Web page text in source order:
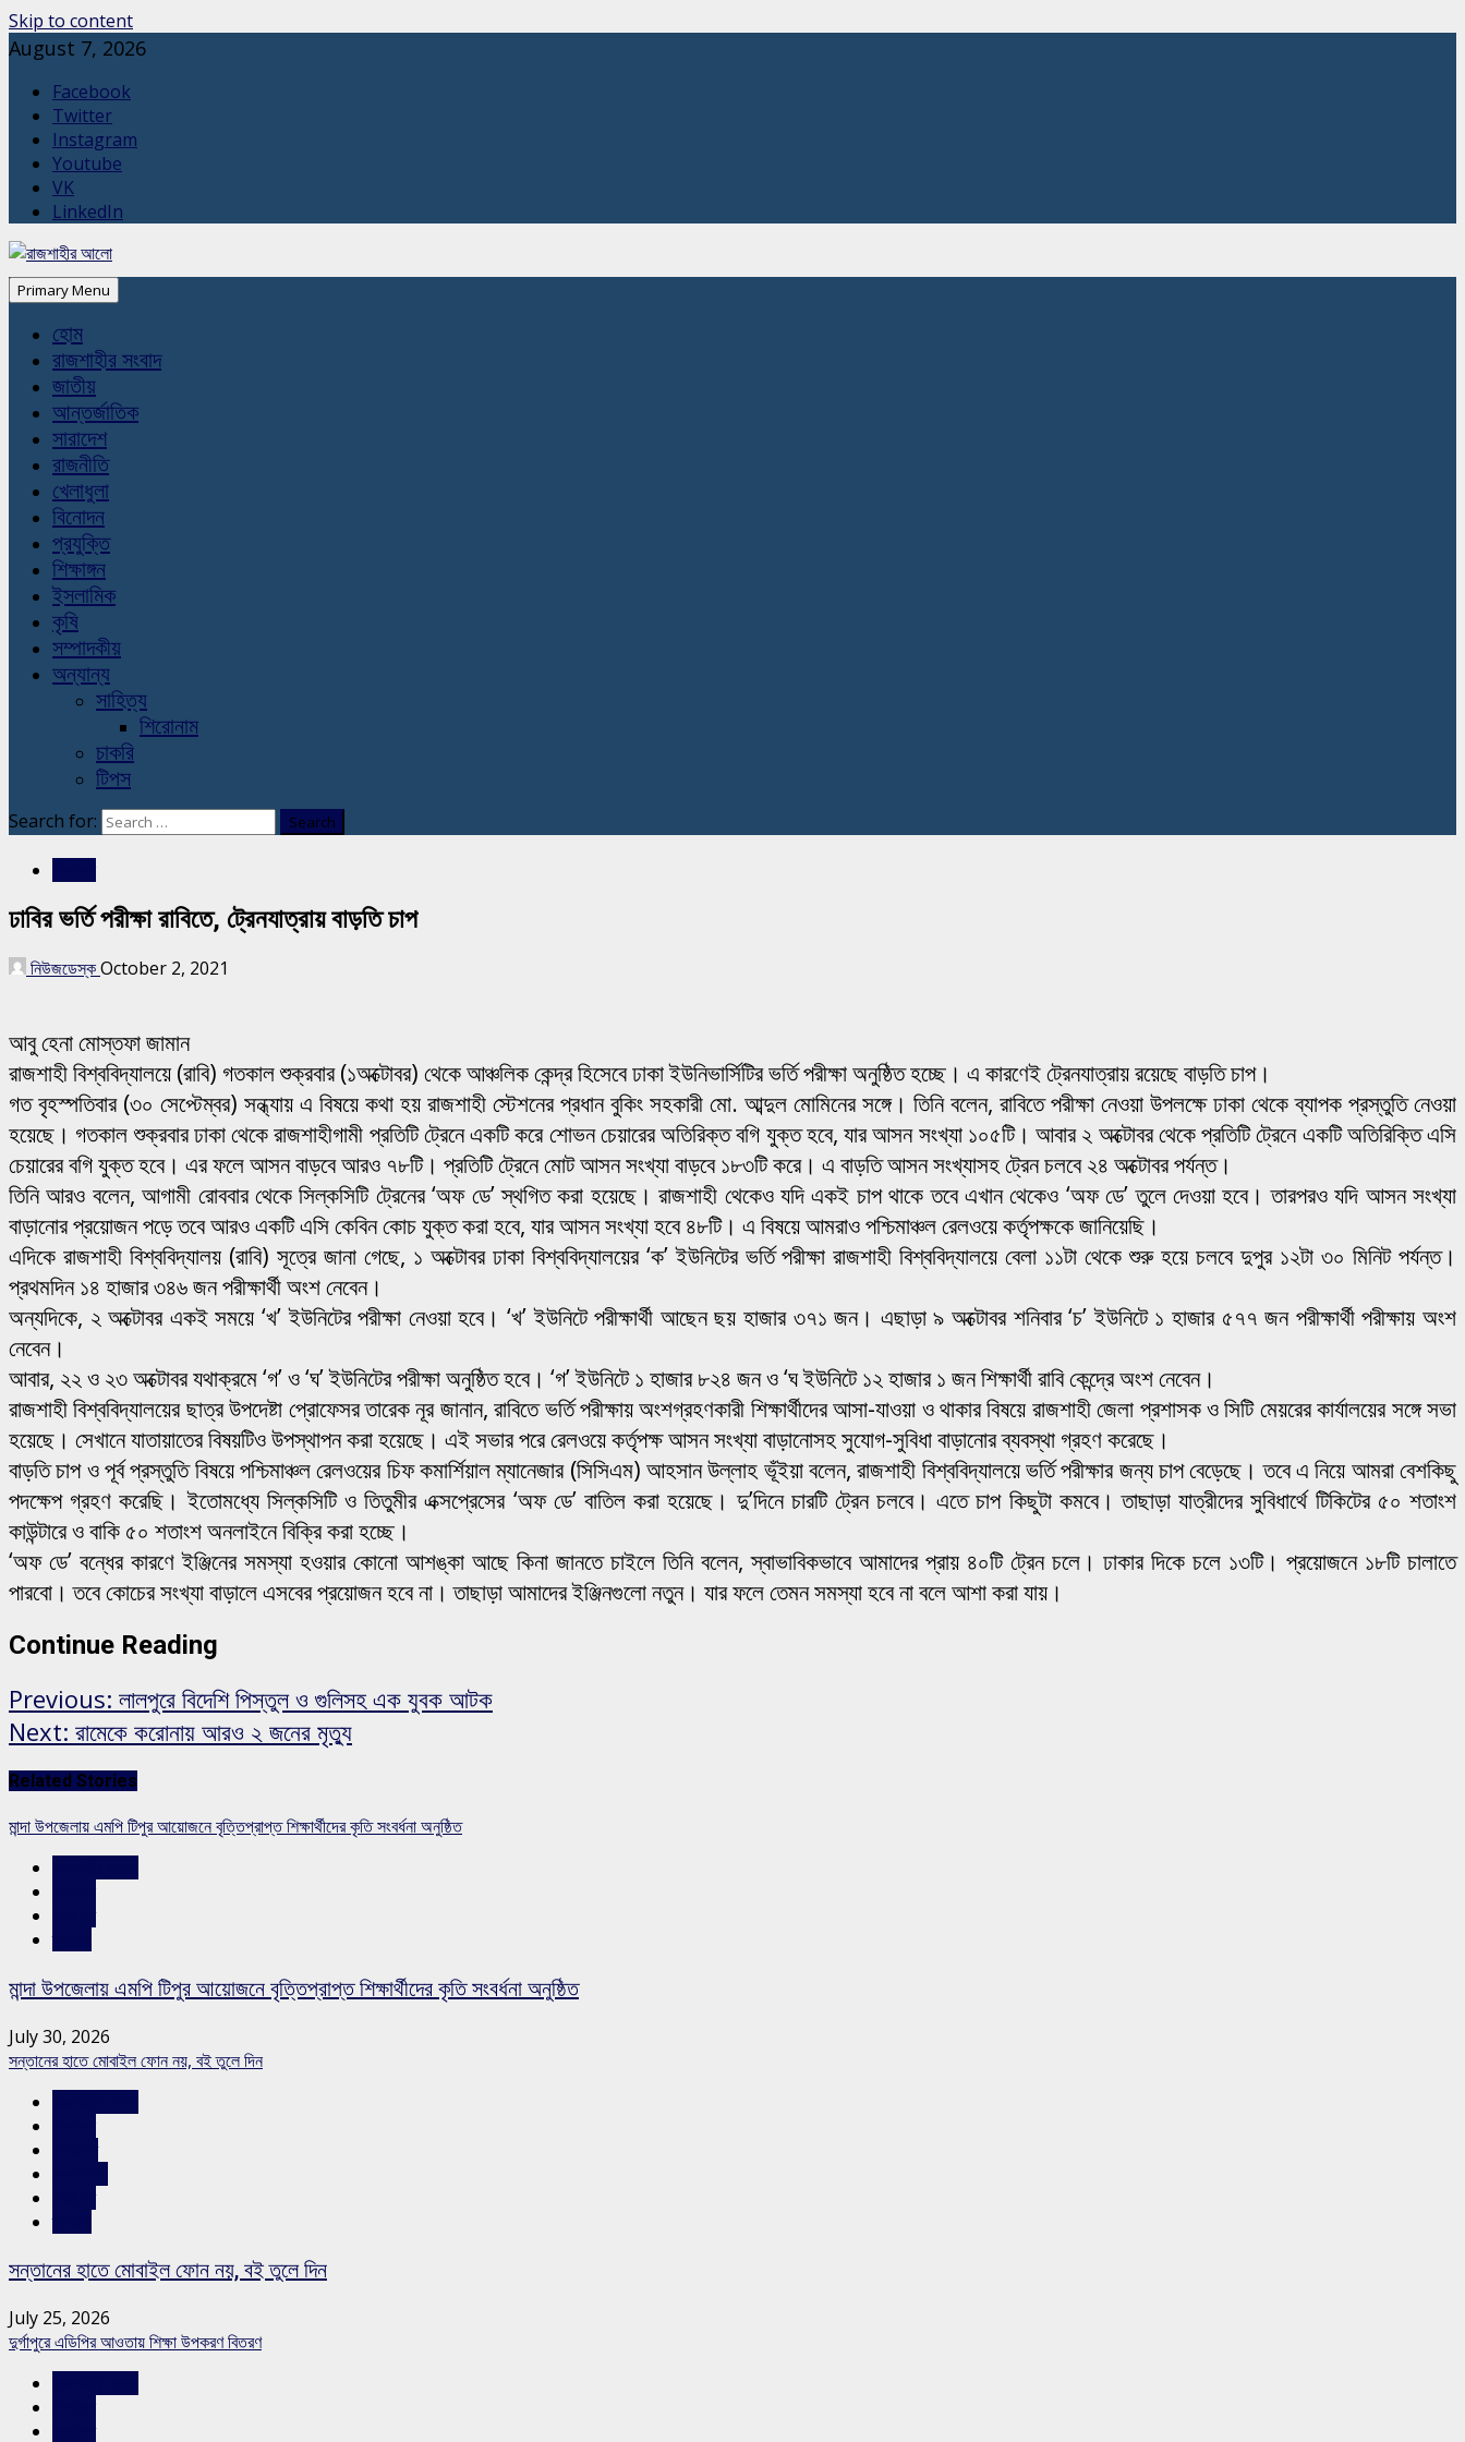
Skip to content
August 7, 2026
Facebook
Twitter
Instagram
Youtube
VK
LinkedIn
Primary Menu
হোম
রাজশাহীর সংবাদ
জাতীয়
আন্তর্জাতিক
সারাদেশ
রাজনীতি
খেলাধুলা
বিনোদন
প্রযুক্তি
শিক্ষাঙ্গন
ইসলামিক
কৃষি
সম্পাদকীয়
অন্যান্য
সাহিত্য
শিরোনাম
চাকরি
টিপস
Search for:
ঢাবির ভর্তি পরীক্ষা রাবিতে, ট্রেনযাত্রায় বাড়তি চাপ
নিউজডেস্কOctober 2, 2021
আবু হেনা মোস্তফা জামান
রাজশাহী বিশ্ববিদ্যালয়ে (রাবি) গতকাল শুক্রবার (১অক্টোবর) থেকে আঞ্চলিক কেন্দ্র হিসেবে ঢাকা ইউনিভার্সিটির ভর্তি পরীক্ষা অনুষ্ঠিত হচ্ছে। এ কারণেই ট্রেনযাত্রায় রয়েছে বাড়তি চাপ।
গত বৃহস্পতিবার (৩০ সেপ্টেম্বর) সন্ধ্যায় এ বিষয়ে কথা হয় রাজশাহী স্টেশনের প্রধান বুকিং সহকারী মো. আব্দুল মোমিনের সঙ্গে। তিনি বলেন, রাবিতে পরীক্ষা নেওয়া উপলক্ষে ঢাকা থেকে ব্যাপক প্রস্তুতি নেওয়া
হয়েছে। গতকাল শুক্রবার ঢাকা থেকে রাজশাহীগামী প্রতিটি ট্রেনে একটি করে শোভন চেয়ারের অতিরিক্ত বগি যুক্ত হবে, যার আসন সংখ্যা ১০৫টি। আবার ২ অক্টোবর থেকে প্রতিটি ট্রেনে একটি অতিরিক্তি এসি
চেয়ারের বগি যুক্ত হবে। এর ফলে আসন বাড়বে আরও ৭৮টি। প্রতিটি ট্রেনে মোট আসন সংখ্যা বাড়বে ১৮৩টি করে। এ বাড়তি আসন সংখ্যাসহ ট্রেন চলবে ২৪ অক্টোবর পর্যন্ত।
তিনি আরও বলেন, আগামী রোববার থেকে সিল্কসিটি ট্রেনের ‘অফ ডে’ স্থগিত করা হয়েছে। রাজশাহী থেকেও যদি একই চাপ থাকে তবে এখান থেকেও ‘অফ ডে’ তুলে দেওয়া হবে। তারপরও যদি আসন সংখ্যা
বাড়ানোর প্রয়োজন পড়ে তবে আরও একটি এসি কেবিন কোচ যুক্ত করা হবে, যার আসন সংখ্যা হবে ৪৮টি। এ বিষয়ে আমরাও পশ্চিমাঞ্চল রেলওয়ে কর্তৃপক্ষকে জানিয়েছি।
এদিকে রাজশাহী বিশ্ববিদ্যালয় (রাবি) সূত্রে জানা গেছে, ১ অক্টোবর ঢাকা বিশ্ববিদ্যালয়ের ‘ক’ ইউনিটের ভর্তি পরীক্ষা রাজশাহী বিশ্ববিদ্যালয়ে বেলা ১১টা থেকে শুরু হয়ে চলবে দুপুর ১২টা ৩০ মিনিট পর্যন্ত।
প্রথমদিন ১৪ হাজার ৩৪৬ জন পরীক্ষার্থী অংশ নেবেন।
অন্যদিকে, ২ অক্টোবর একই সময়ে ‘খ’ ইউনিটের পরীক্ষা নেওয়া হবে। ‘খ’ ইউনিটে পরীক্ষার্থী আছেন ছয় হাজার ৩৭১ জন। এছাড়া ৯ অক্টোবর শনিবার ‘চ’ ইউনিটে ১ হাজার ৫৭৭ জন পরীক্ষার্থী পরীক্ষায় অংশ
নেবেন।
আবার, ২২ ও ২৩ অক্টোবর যথাক্রমে ‘গ’ ও ‘ঘ’ ইউনিটের পরীক্ষা অনুষ্ঠিত হবে। ‘গ’ ইউনিটে ১ হাজার ৮২৪ জন ও ‘ঘ ইউনিটে ১২ হাজার ১ জন শিক্ষার্থী রাবি কেন্দ্রে অংশ নেবেন।
রাজশাহী বিশ্ববিদ্যালয়ের ছাত্র উপদেষ্টা প্রোফেসর তারেক নূর জানান, রাবিতে ভর্তি পরীক্ষায় অংশগ্রহণকারী শিক্ষার্থীদের আসা-যাওয়া ও থাকার বিষয়ে রাজশাহী জেলা প্রশাসক ও সিটি মেয়রের কার্যালয়ের সঙ্গে সভা
হয়েছে। সেখানে যাতায়াতের বিষয়টিও উপস্থাপন করা হয়েছে। এই সভার পরে রেলওয়ে কর্তৃপক্ষ আসন সংখ্যা বাড়ানোসহ সুযোগ-সুবিধা বাড়ানোর ব্যবস্থা গ্রহণ করেছে।
বাড়তি চাপ ও পূর্ব প্রস্তুতি বিষয়ে পশ্চিমাঞ্চল রেলওয়ের চিফ কমার্শিয়াল ম্যানেজার (সিসিএম) আহসান উল্লাহ ভূঁইয়া বলেন, রাজশাহী বিশ্ববিদ্যালয়ে ভর্তি পরীক্ষার জন্য চাপ বেড়েছে। তবে এ নিয়ে আমরা বেশকিছু
পদক্ষেপ গ্রহণ করেছি। ইতোমধ্যে সিল্কসিটি ও তিতুমীর এক্সপ্রেসের ‘অফ ডে’ বাতিল করা হয়েছে। দু’দিনে চারটি ট্রেন চলবে। এতে চাপ কিছুটা কমবে। তাছাড়া যাত্রীদের সুবিধার্থে টিকিটের ৫০ শতাংশ
কাউন্টারে ও বাকি ৫০ শতাংশ অনলাইনে বিক্রি করা হচ্ছে।
‘অফ ডে’ বন্ধের কারণে ইঞ্জিনের সমস্যা হওয়ার কোনো আশঙ্কা আছে কিনা জানতে চাইলে তিনি বলেন, স্বাভাবিকভাবে আমাদের প্রায় ৪০টি ট্রেন চলে। ঢাকার দিকে চলে ১৩টি। প্রয়োজনে ১৮টি চালাতে
পারবো। তবে কোচের সংখ্যা বাড়ালে এসবের প্রয়োজন হবে না। তাছাড়া আমাদের ইঞ্জিনগুলো নতুন। যার ফলে তেমন সমস্যা হবে না বলে আশা করা যায়।
Continue Reading
Previous: লালপুরে বিদেশি পিস্তুল ও গুলিসহ এক যুবক আটক
Next: রামেকে করোনায় আরও ২ জনের মৃত্যু
Related Stories
মান্দা উপজেলায় এমপি টিপুর আয়োজনে বৃত্তিপ্রাপ্ত শিক্ষার্থীদের কৃতি সংবর্ধনা অনুষ্ঠিত
মান্দা উপজেলায় এমপি টিপুর আয়োজনে বৃত্তিপ্রাপ্ত শিক্ষার্থীদের কৃতি সংবর্ধনা অনুষ্ঠিত
July 30, 2026
সন্তানের হাতে মোবাইল ফোন নয়, বই তুলে দিন
সন্তানের হাতে মোবাইল ফোন নয়, বই তুলে দিন
July 25, 2026
দুর্গাপুরে এডিপির আওতায় শিক্ষা উপকরণ বিতরণ